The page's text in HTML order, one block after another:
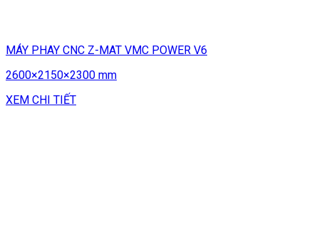
MÁY PHAY CNC Z-MAT VMC POWER V6
2600×2150×2300 mm
XEM CHI TIẾT